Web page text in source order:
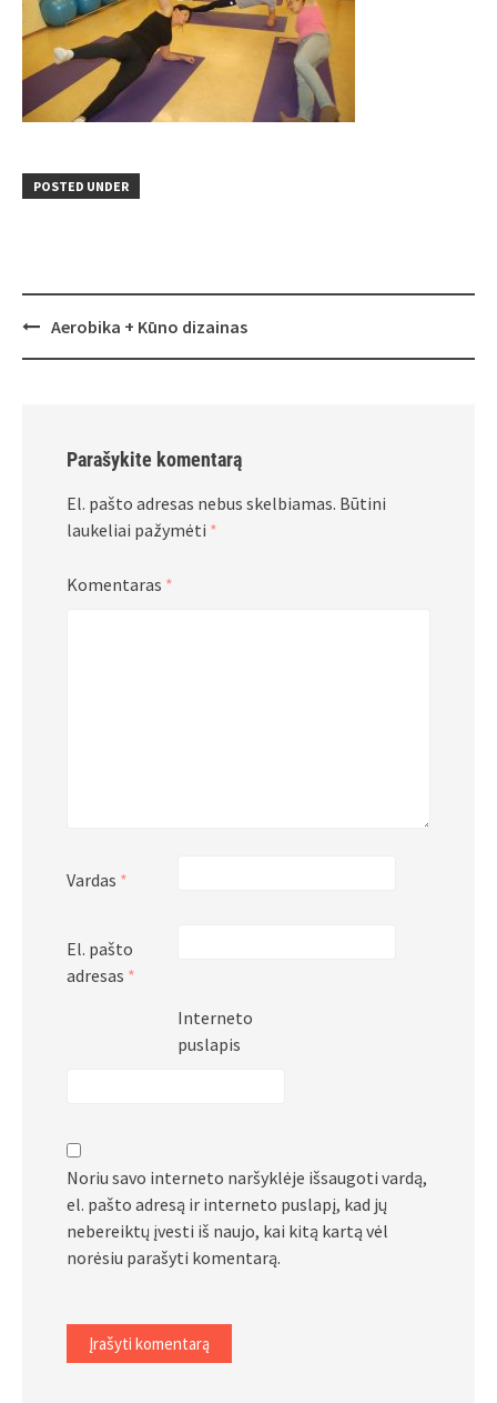
POSTED UNDER
PostAerobika + Kūno dizainas
Parašykite komentarą
El. pašto adresas nebus skelbiamas. Būtini
laukeliai pažymėti *
Komentaras *
Vardas *
El. pašto
adresas *
Interneto
puslapis
Noriu savo interneto naršyklėje išsaugoti vardą,
el. pašto adresą ir interneto puslapį, kad jų
nebereiktų įvesti iš naujo, kai kitą kartą vėl
norėsiu parašyti komentarą.